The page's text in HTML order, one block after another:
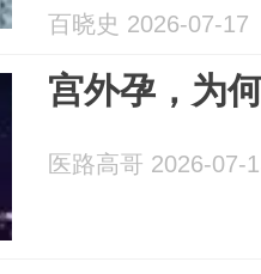
百晓史 2026-07-17
宫外孕，为
医路高哥 2026-07-